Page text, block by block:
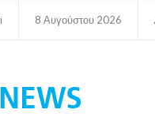
8 Αυγούστου 2026